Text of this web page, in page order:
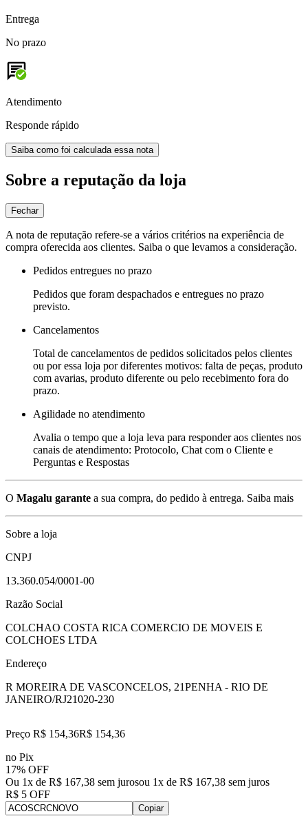
Entrega
No prazo
Atendimento
Responde rápido
Saiba como foi calculada essa nota
Sobre a reputação da loja
Fechar
A nota de reputação refere-se a vários critérios na experiência de
compra oferecida aos clientes. Saiba o que levamos a consideração.
Pedidos entregues no prazo
Pedidos que foram despachados e entregues no prazo
previsto.
Cancelamentos
Total de cancelamentos de pedidos solicitados pelos clientes
ou por essa loja por diferentes motivos: falta de peças, produto
com avarias, produto diferente ou pelo recebimento fora do
prazo.
Agilidade no atendimento
Avalia o tempo que a loja leva para responder aos clientes nos
canais de atendimento: Protocolo, Chat com o Cliente e
Perguntas e Respostas
O Magalu garante a sua compra, do pedido à entrega. Saiba mais
Sobre a loja
CNPJ
13.360.054/0001-00
Razão Social
COLCHAO COSTA RICA COMERCIO DE MOVEIS E
COLCHOES LTDA
Endereço
R MOREIRA DE VASCONCELOS, 21PENHA - RIO DE
JANEIRO/RJ21020-230
Preço R$ 154,36R$ 154,36
no Pix
17% OFF
Ou 1x de R$ 167,38 sem jurosou 1x de R$ 167,38 sem juros
R$ 5 OFF
Copiar